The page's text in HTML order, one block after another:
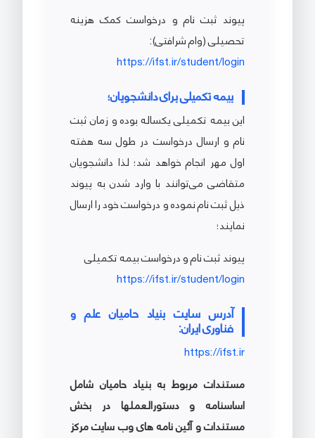
پیوند ثبت نام و درخواست کمک هزینه
تحصیلی (وام شرافتی):
https://ifst.ir/student/login
بیمه تکمیلی برای دانشجویان؛
این بیمه تکمیلی یکساله بوده و زمان ثبت
نام و ارسال درخواست در طول سه هفته
اول مهر انجام خواهد شد؛ لذا دانشجویان
متقاضی می‌توانند با وارد شدن به پیوند
ذیل ثبت نام نموده و درخواست خود را ارسال
نمایند؛
پیوند ثبت نام و درخواست بیمه تکمیلی
https://ifst.ir/student/login
آدرس سایت بنیاد حامیان علم و
فناوری ایران:
https://ifst.ir
مستندات مربوط به بنیاد حامیان شامل
اساسنامه و دستورالعملها در بخش
مستندات و آئین نامه های وب سایت مرکز